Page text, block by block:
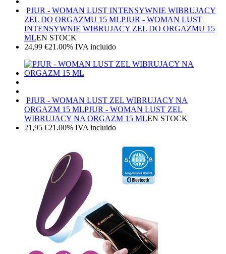
PJUR - WOMAN LUST INTENSYWNIE WIBRUJACY
ZEL DO ORGAZMU 15 MLPJUR - WOMAN LUST
INTENSYWNIE WIBRUJACY ZEL DO ORGAZMU 15
MLEN STOCK
24,99 €21.00% IVA incluido
PJUR - WOMAN LUST ZEL WIBRUJACY NA
ORGAZM 15 MLPJUR - WOMAN LUST ZEL
WIBRUJACY NA ORGAZM 15 MLEN STOCK
21,95 €21.00% IVA incluido